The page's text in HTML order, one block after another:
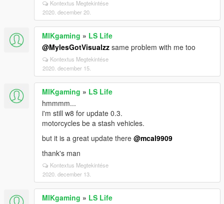
Kontextus Megtekintése
2020. december 20.
MIKgaming » LS Life
@MylesGotVisualzz same problem with me too
Kontextus Megtekintése
2020. december 15.
MIKgaming » LS Life
hmmmm...
i'm still w8 for update 0.3.
motorcycles be a stash vehicles.
but it is a great update there @mcal9909
thank's man
Kontextus Megtekintése
2020. december 13.
MIKgaming » LS Life